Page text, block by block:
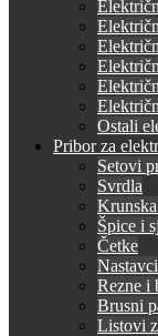
Ostali
Pribor za
Setovi
Svrdla
Špice i
Četke
Rezne i
Brusni
Listovi